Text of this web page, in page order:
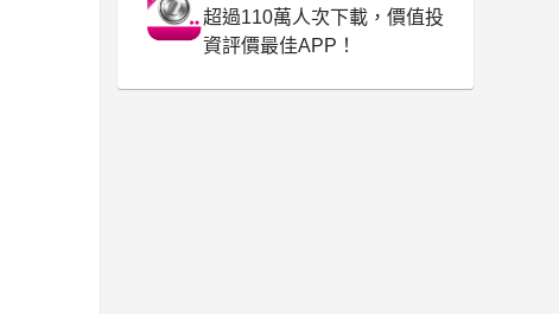
超過110萬人次下載，價值投
資評價最佳APP！